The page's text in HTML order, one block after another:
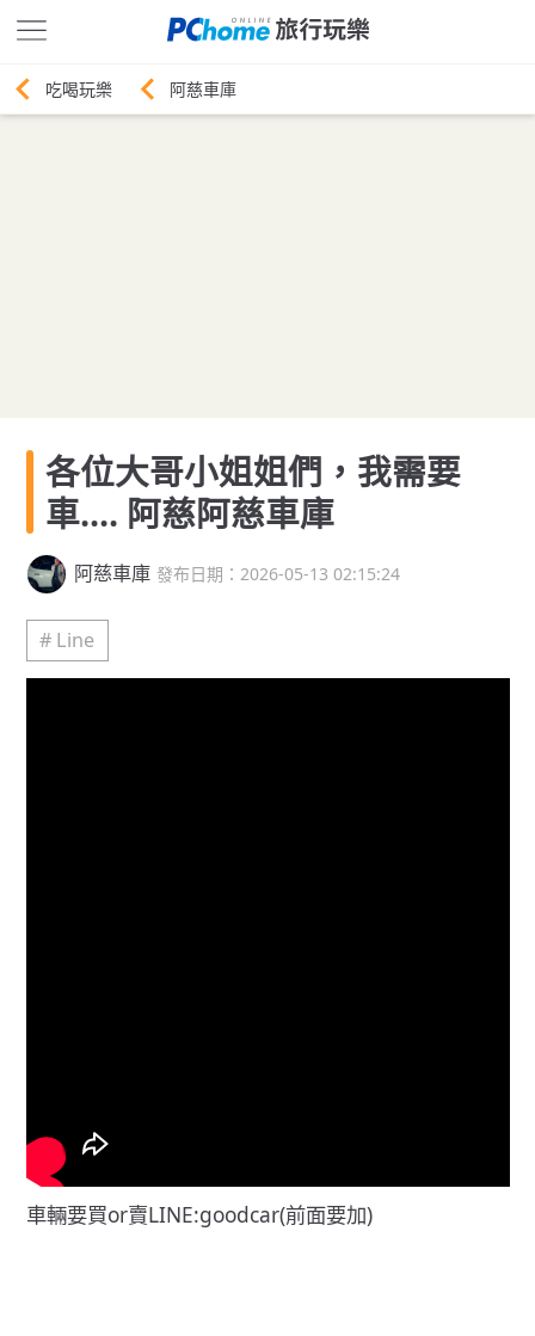
阿慈車庫
各位大哥小姐姐們，我需要
車.... 阿慈阿慈車庫
阿慈車庫 發布日期：2026-05-13 02:15:24
# Line
車輛要買or賣LINE:goodcar(前面要加)